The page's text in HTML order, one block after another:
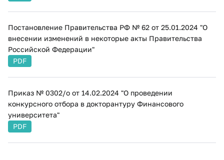
Постановление Правительства РФ № 62 от 25.01.2024 "О
внесении изменений в некоторые акты Правительства
Российской Федерации"
PDF
Приказ № 0302/о от 14.02.2024 "О проведении
конкурсного отбора в докторантуру Финансового
университета"
PDF